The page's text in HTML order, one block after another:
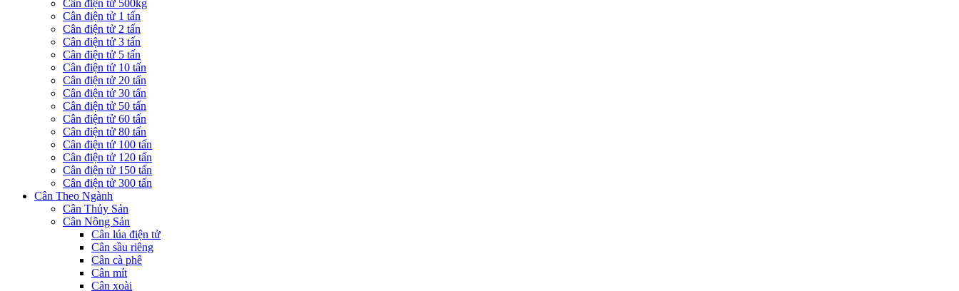
Cân điện tử 500kg
Cân điện tử 1 tấn
Cân điện tử 2 tấn
Cân điện tử 3 tấn
Cân điện tử 5 tấn
Cân điện tử 10 tấn
Cân điện tử 20 tấn
Cân điện tử 30 tấn
Cân điện tử 50 tấn
Cân điện tử 60 tấn
Cân điện tử 80 tấn
Cân điện tử 100 tấn
Cân điện tử 120 tấn
Cân điện tử 150 tấn
Cân điện tử 300 tấn
Cân Theo Ngành
Cân Thủy Sản
Cân Nông Sản
Cân lúa điện tử
Cân sầu riêng
Cân cà phê
Cân mít
Cân xoài